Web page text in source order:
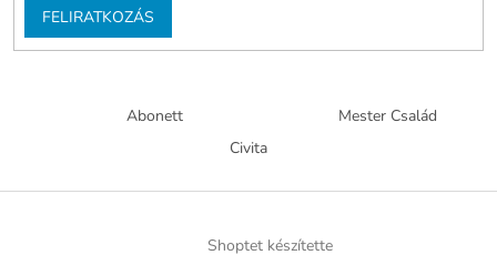
FELIRATKOZÁS
Abonett
Mester Család
Civita
Shoptet készítette